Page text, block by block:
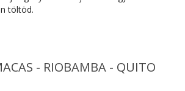
töltöd.
- RIOBAMBA - QUITO